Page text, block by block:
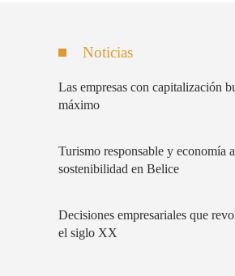
Noticias
Las empresas con capitalización
máximo
Turismo responsable y economía
sostenibilidad en Belice
Decisiones empresariales que
el siglo XX